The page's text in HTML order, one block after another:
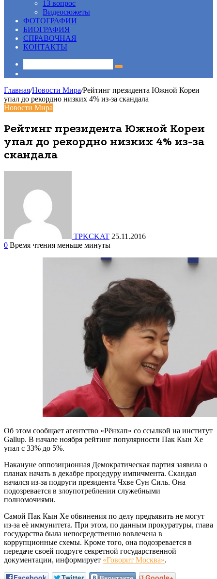
13 вопрос
Видеосюжеты
ФОТОГРАФИИ
БИОГРАФИЯ
СПРАВОЧНАЯ
КОНТАКТЫ
Главная/Новости Мира/Рейтинг президента Южной Кореи
упал до рекордно низких 4% из-за скандала
Новости Мира
Рейтинг президента Южной Кореи
упал до рекордно низких 4% из-за
скандала
TPKCKAT 25.11.2016
0 Время чтения меньше минуты
Об этом сообщает агентство «Рёнхап» со ссылкой на институт
Gallup. В начале ноября рейтинг популярности Пак Кын Хе
упал с 33% до 5%.
Накануне оппозиционная Демократическая партия заявила о
планах начать в декабре процедуру импичмента. Скандал
начался из-за подруги президента Чхве Сун Силь. Она
подозревается в злоупотреблении служебными
полномочиями.
Самой Пак Кын Хе обвинения по делу предъявить не могут
из-за её иммунитета. При этом, по данным прокуратуры, глава
государства была непосредственно вовлечена в
коррупционные схемы. Кроме того, она подозревается в
передаче своей подруге секретной государственной
документации, информирует «Говорит Москва».